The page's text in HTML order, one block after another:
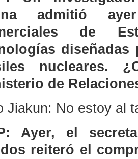
admitió
de
diseñadas
nucleares.
de
Jiakun: No estoy al
Ayer, el
reiteró el